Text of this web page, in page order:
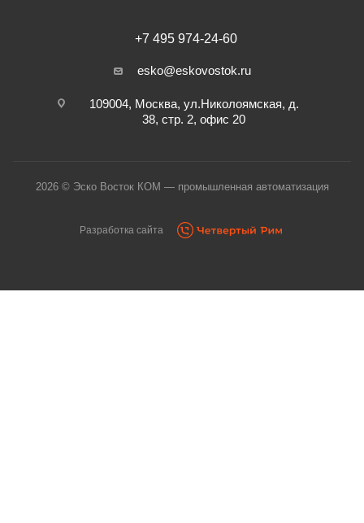
+7 495 974-24-60
esko@eskovostok.ru
109004, Москва, ул.Николоямская, д.
38, стр. 2, офис 20
2026 © Эско Восток КОМ — промышленная автоматизация
Разработка сайта